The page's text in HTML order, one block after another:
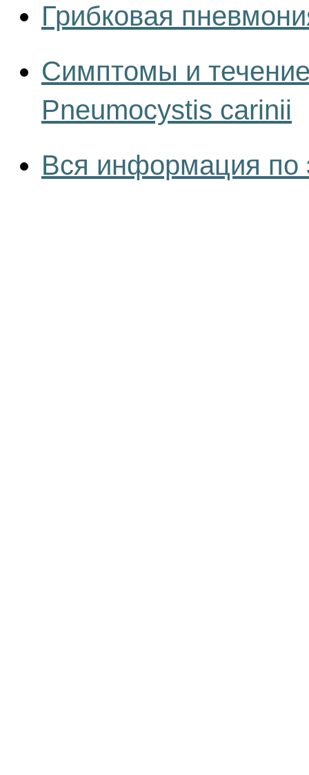
Грибковая
Симптомы и
Pneumocystis carinii
Вся информация по